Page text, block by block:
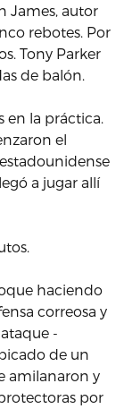
James, autor
rebotes. Por
Tony Parker
de balón.
en la práctica.
el
a jugar allí
haciendo
correosa y
-
de un
amilanaron y
por